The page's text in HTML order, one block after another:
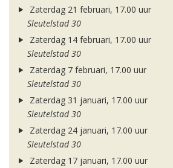
Zaterdag 21 februari, 17.00 uur
Sleutelstad 30
Zaterdag 14 februari, 17.00 uur
Sleutelstad 30
Zaterdag 7 februari, 17.00 uur
Sleutelstad 30
Zaterdag 31 januari, 17.00 uur
Sleutelstad 30
Zaterdag 24 januari, 17.00 uur
Sleutelstad 30
Zaterdag 17 januari, 17.00 uur